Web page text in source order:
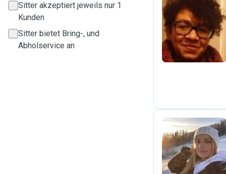
Sitter akzeptiert jeweils nur 1
Kunden
Sitter bietet Bring-, und
Abholservice an
M
A